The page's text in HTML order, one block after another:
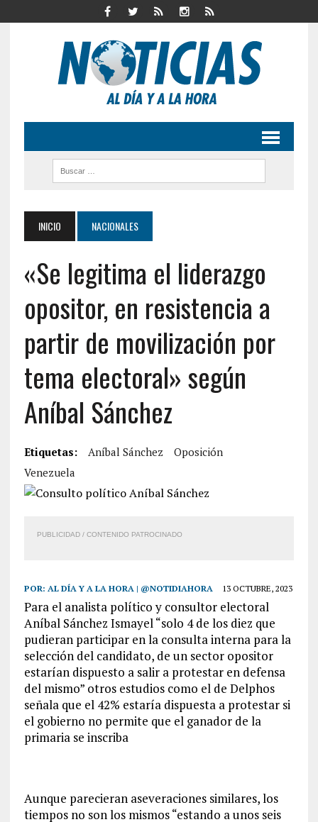
INICIO NACIONALES
«Se legitima el liderazgo
opositor, en resistencia a
partir de movilización por
tema electoral» según
Aníbal Sánchez
Etiquetas: Aníbal Sánchez
Oposición
Venezuela
PUBLICIDAD / CONTENIDO PATROCINADO
POR: AL DÍA Y A LA HORA | @NOTIDIAHORA 13 OCTUBRE, 2023
Para el analista político y consultor electoral
Aníbal Sánchez Ismayel “solo 4 de los diez que
pudieran participar en la consulta interna para la
selección del candidato, de un sector opositor
estarían dispuesto a salir a protestar en defensa
del mismo” otros estudios como el de Delphos
señala que el 42% estaría dispuesta a protestar si
el gobierno no permite que el ganador de la
primaria se inscriba
Aunque parecieran aseveraciones similares, los
tiempos no son los mismos “estando a unos seis